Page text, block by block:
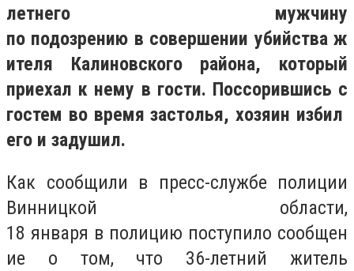
летнего мужчину
по подозрению в совершении убийства ж
ителя Калиновского района, который
приехал к нему в гости. Поссорившись с
гостем во время застолья, хозяин избил
его и задушил.
Как сообщили в пресс-службе полиции
Винницкой области,
18 января в полицию поступило сообщен
ие о том, что 36-летний житель